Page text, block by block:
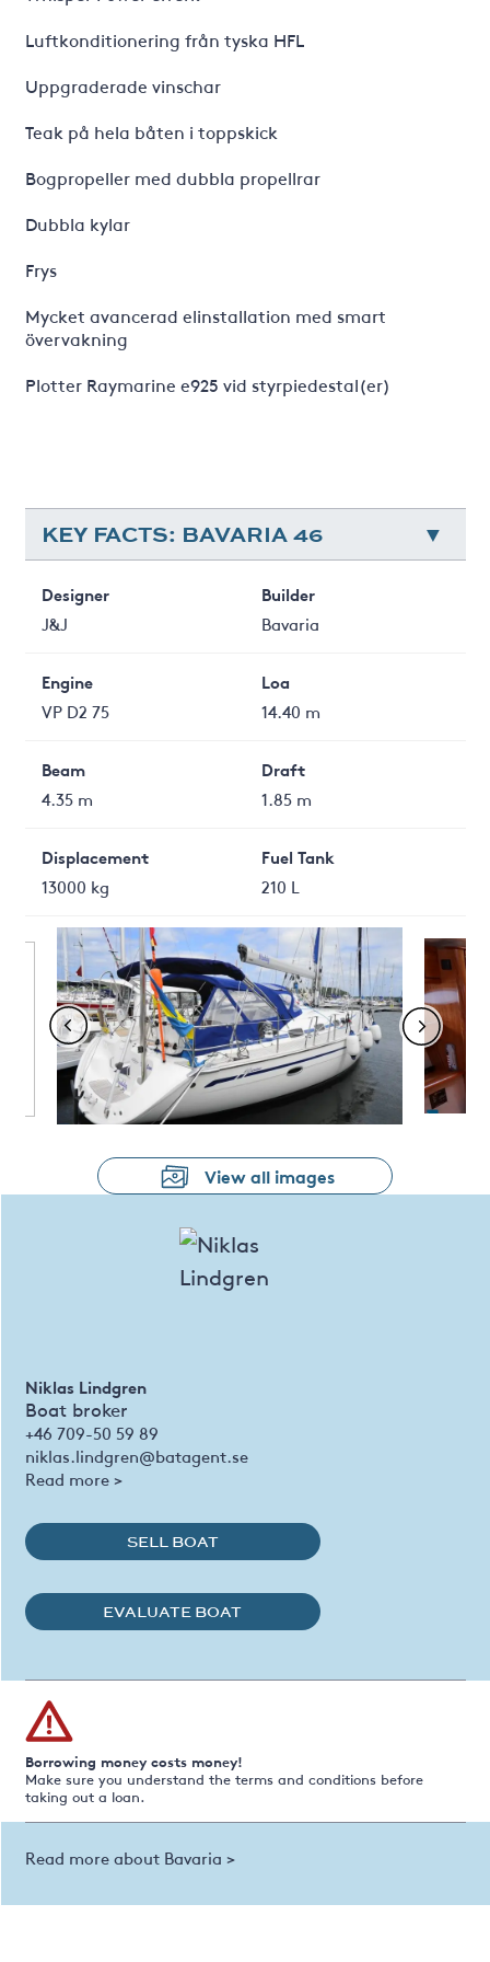
Luftkonditionering från tyska HFL
Uppgraderade vinschar
Teak på hela båten i toppskick
Bogpropeller med dubbla propellrar
Dubbla kylar
Frys
Mycket avancerad elinstallation med smart
övervakning
Plotter Raymarine e925 vid styrpiedestal(er)
KEY FACTS: BAVARIA 46
Designer
J&J
Builder
Bavaria
Engine
VP D2 75
Loa
14.40 m
Beam
4.35 m
Draft
1.85 m
Displacement
13000 kg
Fuel Tank
210 L
View all images
Niklas Lindgren
Boat broker
+46 709-50 59 89
niklas.lindgren@batagent.se
Read more >
SELL BOAT
EVALUATE BOAT
Borrowing money costs money!
Make sure you understand the terms and conditions before
taking out a loan.
Read more about Bavaria >